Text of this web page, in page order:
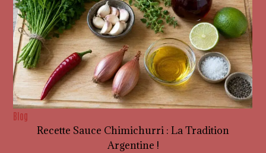
Blog
Recette Sauce Chimichurri : La Tradition
Argentine !